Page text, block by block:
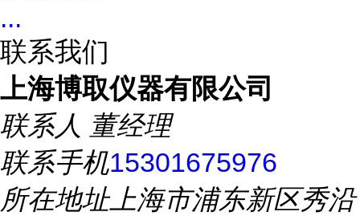
...
联系我们
上海博取仪器有限公司
联系人 董经理
联系手机15301675976
所在地址上海市浦东新区秀沿